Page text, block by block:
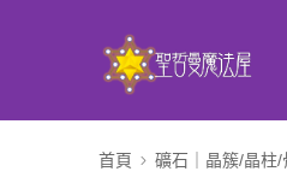
首頁 礦石｜晶簇/晶柱/